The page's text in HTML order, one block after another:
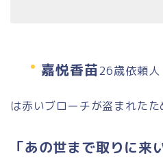
嘉悦香苗26歳依頼人
は赤いブローチが盗まれたた
「あの世まで取りに来